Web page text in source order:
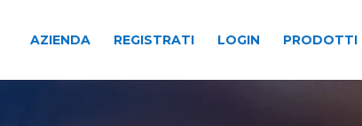
AZIENDA REGISTRATI LOGIN PRODOTTI